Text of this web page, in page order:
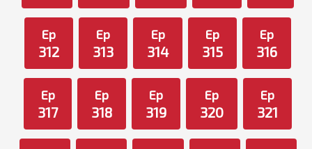
Ep
312
Ep
313
Ep
314
Ep
315
Ep
316
Ep
317
Ep
318
Ep
319
Ep
320
Ep
321